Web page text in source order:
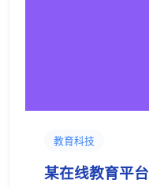
教育科技
某在线教育平台